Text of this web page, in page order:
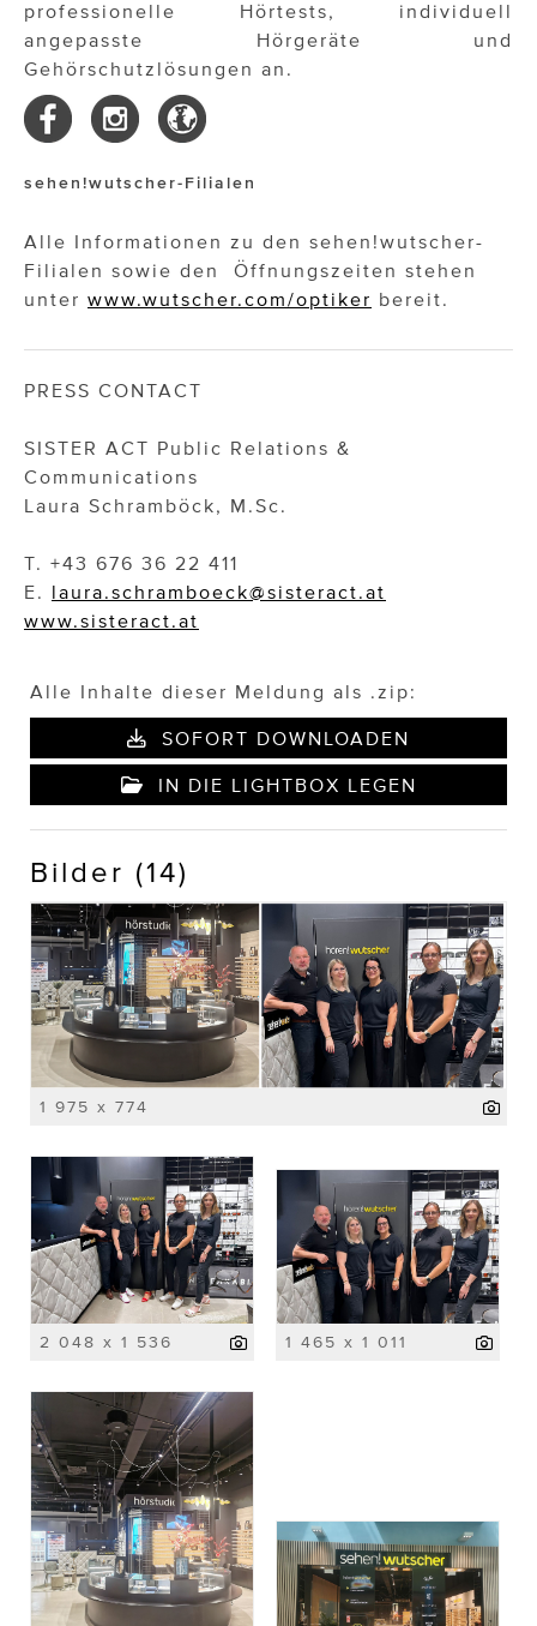
professionelle Hörtests, individuell
angepasste Hörgeräte und
Gehörschutzlösungen an.
sehen!wutscher-Filialen
Alle Informationen zu den sehen!wutscher-
Filialen sowie den Öffnungszeiten stehen
unter www.wutscher.com/optiker bereit.
PRESS CONTACT
SISTER ACT Public Relations &
Communications
Laura Schramböck, M.Sc.
T. +43 676 36 22 411
E. laura.schramboeck@sisteract.at
www.sisteract.at
Alle Inhalte dieser Meldung als .zip:
SOFORT DOWNLOADEN
IN DIE LIGHTBOX LEGEN
Bilder (14)
1 975 x 774
2 048 x 1 536 1 465 x 1 011